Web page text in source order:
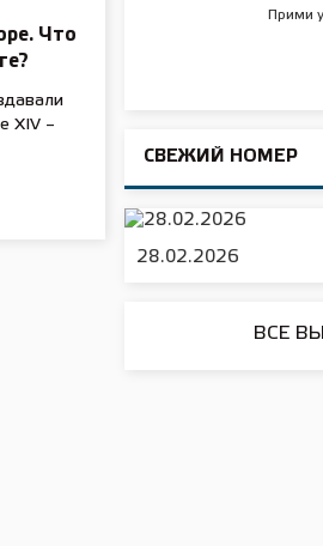
Что
XIV –
Прими
СВЕЖИЙ НОМЕР
28.02.2026
ВСЕ